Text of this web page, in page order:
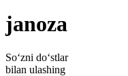
janoza
So‘zni do‘stlar
bilan ulashing